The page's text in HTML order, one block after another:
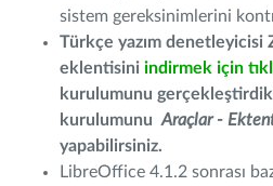
sistem gereksinimlerini
Türkçe yazım denetleyicisi
eklentisini indirmek için
kurulumunu
kurulumunu Araçlar -
yapabilirsiniz.
LibreOffice 4.1.2 sonrası